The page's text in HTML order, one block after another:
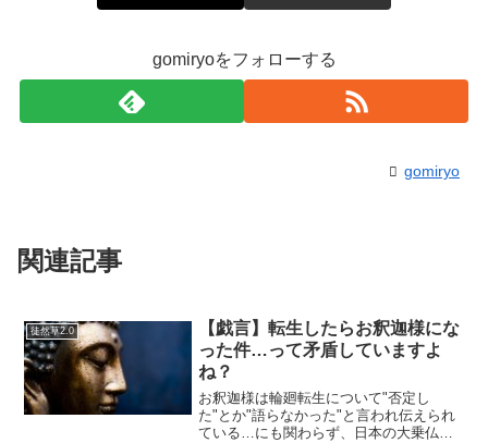
gomiryoをフォローする
gomiryo
関連記事
徒然草2.0
【戯言】転生したらお釈迦様にな
った件…って矛盾していますよ
ね？
お釈迦様は輪廻転生について"否定し
た"とか"語らなかった"と言われ伝えられ
ている…にも関わらず、日本の大乗仏教